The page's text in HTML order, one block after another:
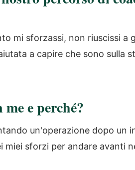
mi sforzassi, non riuscissi a
a capire che sono sulla
e perché?
un'operazione dopo un
sforzi per andare avanti